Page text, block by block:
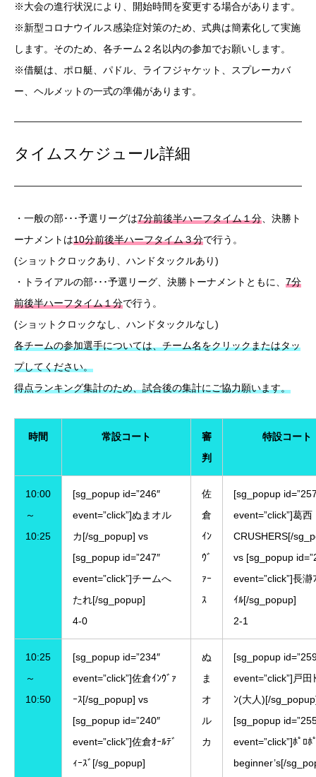
※大会の進行状況により、開始時間を変更する場合があります。
※新型コロナウイルス感染症対策のため、式典は簡素化して実施
します。そのため、各チーム２名以内の参加でお願いします。
※借艇は、ポロ艇、パドル、ライフジャケット、スプレーカバ
ー、ヘルメットの一式の準備があります。
タイムスケジュール詳細
・一般の部･･･予選リーグは7分前後半ハーフタイム１分 、決勝ト
ーナメントは10分前後半ハーフタイム３分で行う。
(ショットクロックあり、ハンドタックルあり)
・トライアルの部･･･予選リーグ、決勝トーナメントともに、 7分
前後半ハーフタイム１分で行う。
(ショットクロックなし、ハンドタックルなし)
各チームの参加選手については、チーム名をクリックまたはタッ
プしてください。
得点ランキング集計のため、試合後の集計にご協力願います。
時間 常設コート
審
判
特設コート
10:00
～
10:25
[sg_popup id=”246″
event=”click”]ぬまオル
カ[/sg_popup] vs
[sg_popup id=”247″
event=”click”]チームへ
たれ[/sg_popup]
4-0
佐
倉
ｲﾝ
ｳﾞ
ｧｰ
ｽ
[sg_popup
event=”click”]葛西
CRUSHERS[/
vs [sg_popup
event=”click”]長瀞
ｲﾙ[/sg_popup]
2-1
10:25
～
10:50
[sg_popup id=”234″
event=”click”]佐倉ｲﾝｳﾞｧ
ｰｽ[/sg_popup] vs
[sg_popup id=”240″
event=”click”]佐倉ｵｰﾙﾃﾞ
ｨｰｽﾞ[/sg_popup]
ぬ
ま
オ
ル
カ
[sg_popup
event=”click”]戸田
ﾝ(大人)[/
[sg_popup
event=”click”]ﾎﾟﾛﾎ
beginner’s[/